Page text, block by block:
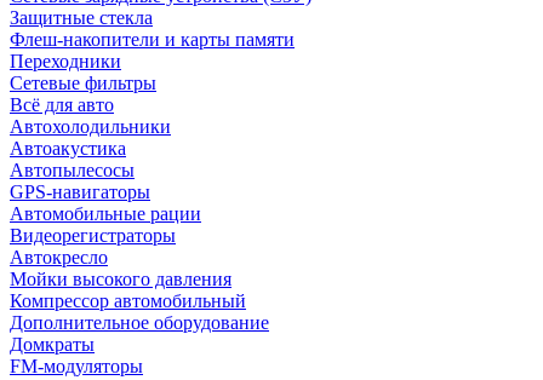
Защитные стекла
Флеш-накопители и карты памяти
Переходники
Сетевые фильтры
Всё для авто
Автохолодильники
Автоакустика
Автопылесосы
GPS-навигаторы
Автомобильные рации
Видеорегистраторы
Автокресло
Мойки высокого давления
Компрессор автомобильный
Дополнительное оборудование
Домкраты
FM-модуляторы